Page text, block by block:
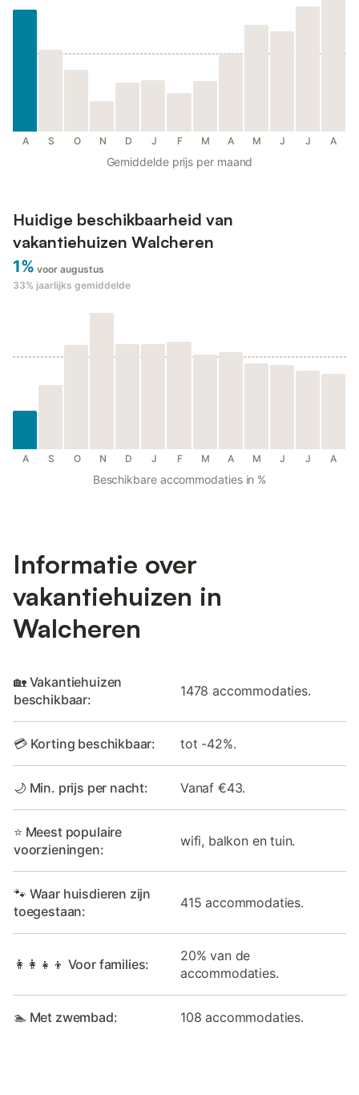
A S O N D J F M A M J J A
Gemiddelde prijs per maand
Huidige beschikbaarheid van
vakantiehuizen Walcheren
1% voor augustus
33% jaarlijks gemiddelde
A S O N D J F M A M J J A
Beschikbare accommodaties in %
Informatie over
vakantiehuizen in
Walcheren
🏡 Vakantiehuizen
beschikbaar:
1478 accommodaties.
💳 Korting beschikbaar: tot -42%.
🌙 Min. prijs per nacht: Vanaf €43.
⭐ Meest populaire
voorzieningen:
wifi, balkon en tuin.
🐾 Waar huisdieren zijn
toegestaan:
415 accommodaties.
👩‍👩‍👧‍👦 Voor families:
20% van de
accommodaties.
🏊 Met zwembad: 108 accommodaties.